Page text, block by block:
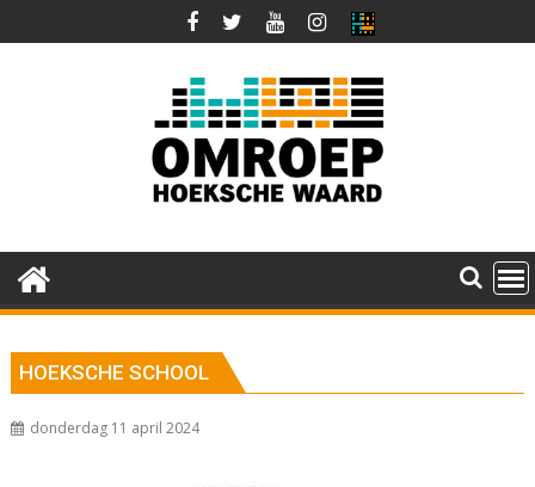
naar
HOEKSCHE SCHOOL
donderdag 11 april 2024